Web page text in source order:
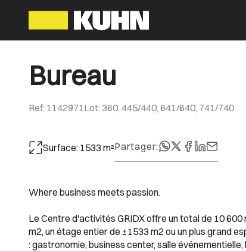
Bureau
Ref: 1142971Lot: 360, 445/440, 641/640, 741/740
Surface: 1533 m²Partager:
Where business meets passion.
Le Centre d'activités GRIDX offre un total de 10
m2, un étage entier de ±1533 m2 ou un plus grand
: gastronomie, business center, salle